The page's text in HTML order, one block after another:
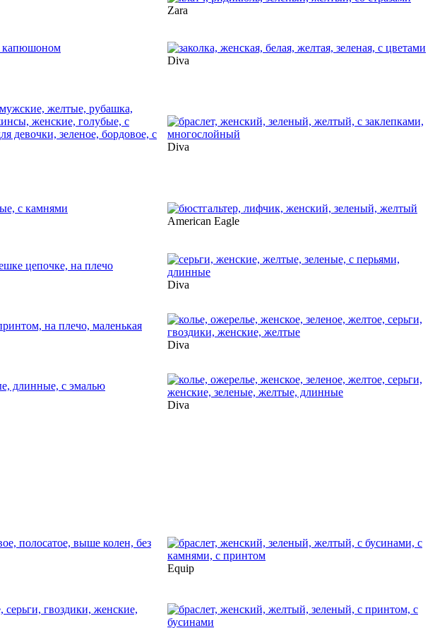
Zara
Diva
Diva
American Eagle
Diva
Diva
Diva
Equip